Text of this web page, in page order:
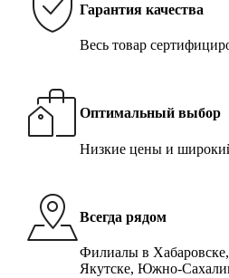
Гарантия качества
Весь товар
Оптимальный выбор
Низкие цены и
Всегда рядом
Филиалы в
Якутске, Южно-